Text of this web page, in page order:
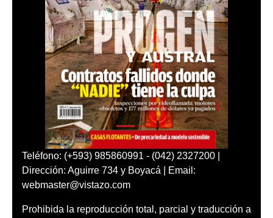
Teléfono: (+593) 985860991 - (042) 2327200 |
Dirección: Aguirre 734 y Boyacá | Email:
webmaster@vistazo.com
Prohibida la reproducción total, parcial y traducción a